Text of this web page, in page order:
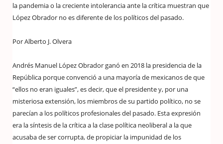
la pandemia o la creciente intolerancia ante la crítica muestran que
López Obrador no es diferente de los políticos del pasado.
Por Alberto J. Olvera
Andrés Manuel López Obrador ganó en 2018 la presidencia de la
República porque convenció a una mayoría de mexicanos de que
“ellos no eran iguales”, es decir, que el presidente y, por una
misteriosa extensión, los miembros de su partido político, no se
parecían a los políticos profesionales del pasado. Esta expresión
era la síntesis de la crítica a la clase política neoliberal a la que
acusaba de ser corrupta, de propiciar la impunidad de los